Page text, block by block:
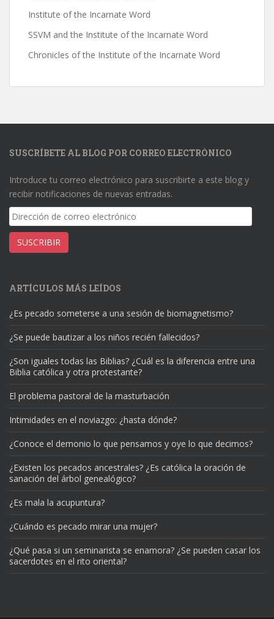
Institute of the Incarnate Word
SSVM and the Institute of the Incarnate Word
Chronicles of the Institute of the Incarnate Word
SUSCRÍBETE AL BLOG POR CORREO ELECTRÓNICO
Introduce tu correo electrónico para suscribirte a este blog y
recibir notificaciones de nuevas entradas.
Dirección
de
correo
electrónico
SUSCRIBIR
ARTÍCULOS MÁS LEÍDOS
¿Es pecado someterse a una sesión de biomagnetismo?
¿Se puede bautizar a los niños recién fallecidos?
¿Son iguales todas las Biblias? ¿Cuál es la diferencia entre una
Biblia católica y otra protestante?
El problema pastoral de la masturbación
Intimidades en el noviazgo: ¿hasta dónde?
¿Conoce el demonio lo que pensamos y oye lo que decimos?
¿Existen los pecados ancestrales? ¿Es católica la oración de
sanación del árbol genealógico?
¿Es mala la acupuntura?
¿Cuándo es pecado mirar una mujer?
¿Qué pasa si un seminarista se enamora? ¿Se pueden casar los
sacerdotes en el rito oriental?